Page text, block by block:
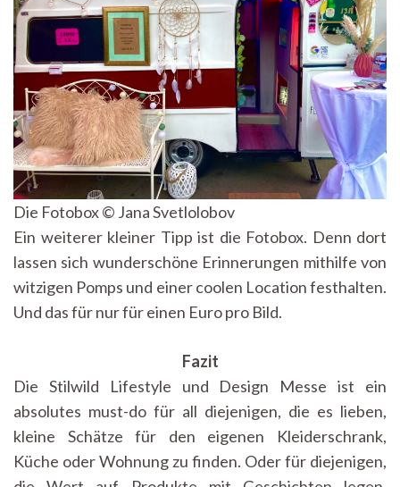
Die Fotobox © Jana Svetlolobov
Ein weiterer kleiner Tipp ist die Fotobox. Denn dort
lassen sich wunderschöne Erinnerungen mithilfe von
witzigen Pomps und einer coolen Location festhalten.
Und das für nur für einen Euro pro Bild.
Fazit
Die Stilwild Lifestyle und Design Messe ist ein
absolutes must-do für all diejenigen, die es lieben,
kleine Schätze für den eigenen Kleiderschrank,
Küche oder Wohnung zu finden. Oder für diejenigen,